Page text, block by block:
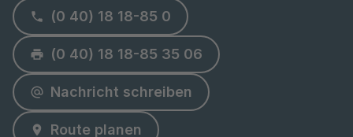
(0 40) 18 18-85 0
(0 40) 18 18-85 35 06
Nachricht schreiben
Route planen